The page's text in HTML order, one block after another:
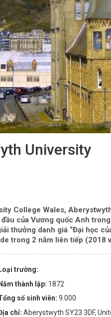
University
College Wales,
của Vương quốc Anh
thưởng danh giá “Đại học
trong 2 năm liên tiếp (2018
Loại trường:
thành lập: 1872
số sinh viên:9.000
chỉ:Aberystwyth SY23 3DF,